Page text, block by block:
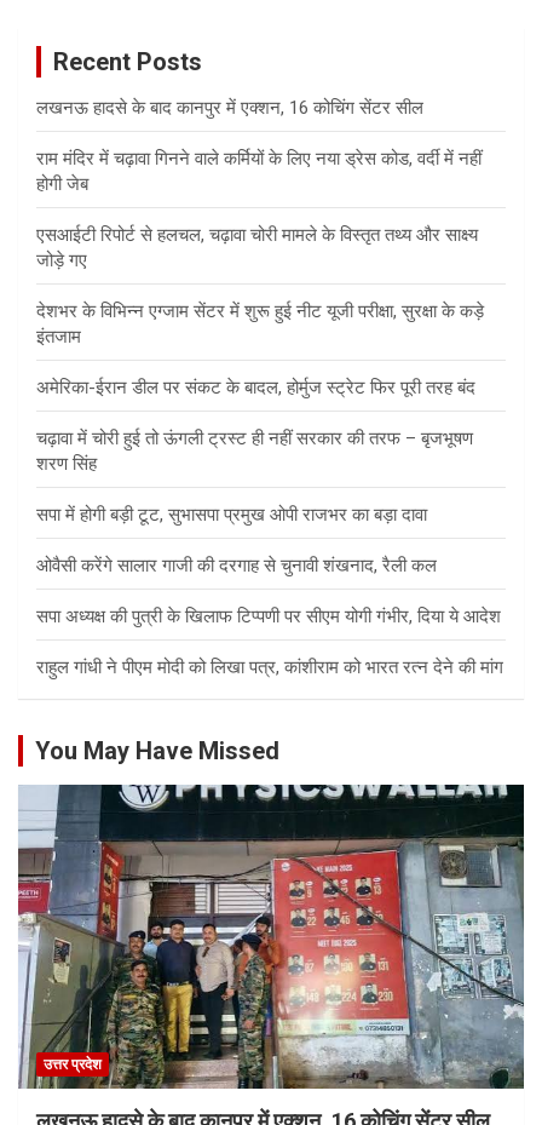
Recent Posts
लखनऊ हादसे के बाद कानपुर में एक्शन, 16 कोचिंग सेंटर सील
राम मंदिर में चढ़ावा गिनने वाले कर्मियों के लिए नया ड्रेस कोड, वर्दी में नहीं
होगी जेब
एसआईटी रिपोर्ट से हलचल, चढ़ावा चोरी मामले के विस्तृत तथ्य और साक्ष्य
जोड़े गए
देशभर के विभिन्न एग्जाम सेंटर में शुरू हुई नीट यूजी परीक्षा, सुरक्षा के कड़े
इंतजाम
अमेरिका-ईरान डील पर संकट के बादल, होर्मुज स्ट्रेट फिर पूरी तरह बंद
चढ़ावा में चोरी हुई तो ऊंगली ट्रस्ट ही नहीं सरकार की तरफ – बृजभूषण
शरण सिंह
सपा में होगी बड़ी टूट, सुभासपा प्रमुख ओपी राजभर का बड़ा दावा
ओवैसी करेंगे सालार गाजी की दरगाह से चुनावी शंखनाद, रैली कल
सपा अध्यक्ष की पुत्री के खिलाफ टिप्पणी पर सीएम योगी गंभीर, दिया ये आदेश
राहुल गांधी ने पीएम मोदी को लिखा पत्र, कांशीराम को भारत रत्न देने की मांग
You May Have Missed
उत्तर प्रदेश